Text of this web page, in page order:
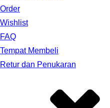
Order
Wishlist
FAQ
Tempat Membeli
Retur dan Penukaran